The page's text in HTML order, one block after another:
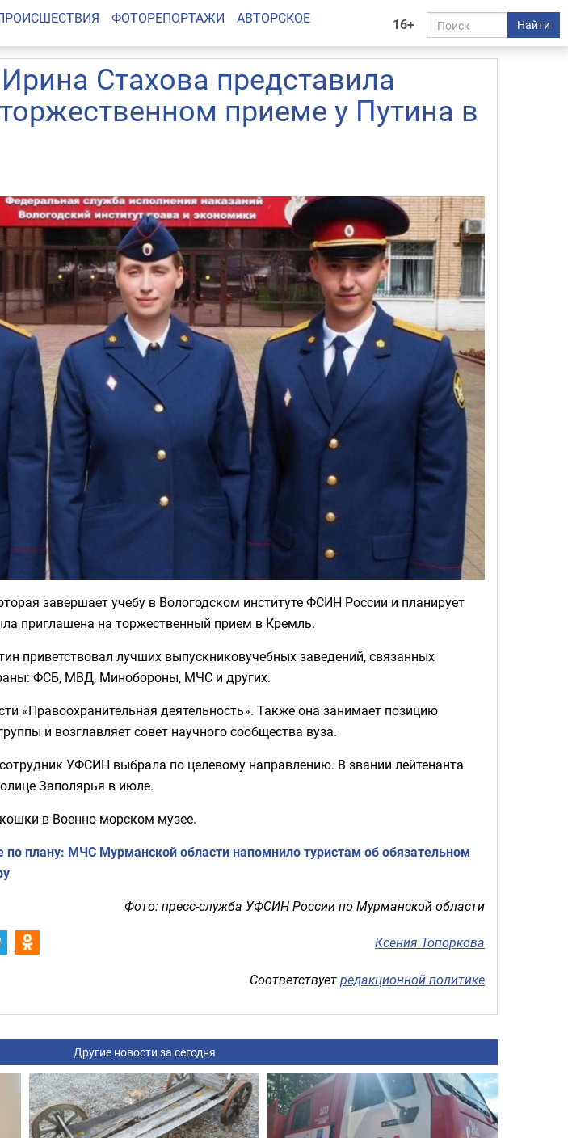
16+ Найти
ФОТОРЕПОРТАЖИ АВТОРСКОЕ
Стахова представила
приеме у Путина в
завершает учебу в Вологодском институте ФСИН России и планирует
приглашена на торжественный прием в Кремль.
приветствовал лучших выпускниковучебных заведений, связанных
ФСБ, МВД, Минобороны, МЧС и других.
«Правоохранительная деятельность». Также она занимает позицию
и возглавляет совет научного сообщества вуза.
УФСИН выбрала по целевому направлению. В звании лейтенанта
Заполярья в июле.
в Военно-морском музее.
по плану: МЧС Мурманской области напомнило туристам об обязательном
Фото: пресс-служба УФСИН России по Мурманской области
Ксения Топоркова
Соответствуетредакционной политике
Другие новости за сегодня